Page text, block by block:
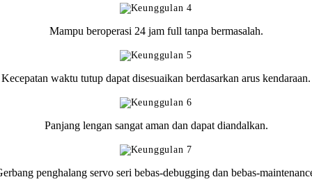
Mampu beroperasi 24 jam full tanpa bermasalah.
Kecepatan waktu tutup dapat disesuaikan berdasarkan arus kendaraan.
Panjang lengan sangat aman dan dapat diandalkan.
penghalang servo seri bebas-debugging dan bebas-